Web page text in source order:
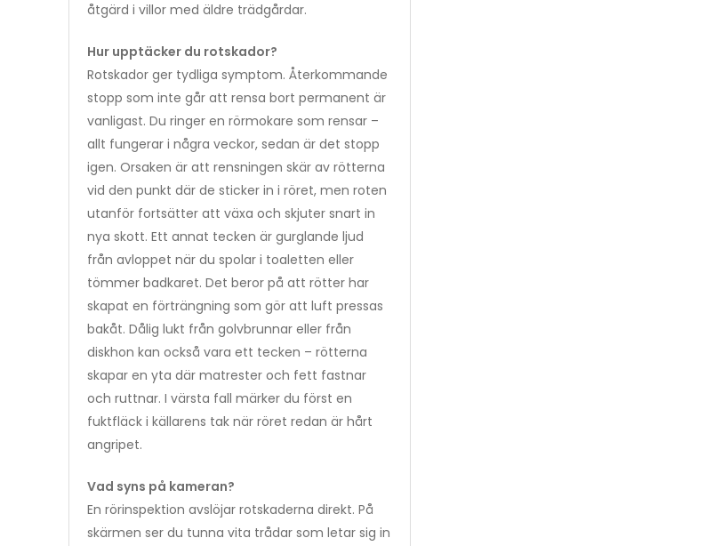
åtgärd i villor med äldre trädgårdar.
Hur upptäcker du rotskador?
Rotskador ger tydliga symptom. Återkommande
stopp som inte går att rensa bort permanent är
vanligast. Du ringer en rörmokare som rensar –
allt fungerar i några veckor, sedan är det stopp
igen. Orsaken är att rensningen skär av rötterna
vid den punkt där de sticker in i röret, men roten
utanför fortsätter att växa och skjuter snart in
nya skott. Ett annat tecken är gurglande ljud
från avloppet när du spolar i toaletten eller
tömmer badkaret. Det beror på att rötter har
skapat en förträngning som gör att luft pressas
bakåt. Dålig lukt från golvbrunnar eller från
diskhon kan också vara ett tecken – rötterna
skapar en yta där matrester och fett fastnar
och ruttnar. I värsta fall märker du först en
fuktfläck i källarens tak när röret redan är hårt
angripet.
Vad syns på kameran?
En rörinspektion avslöjar rotskaderna direkt. På
skärmen ser du tunna vita trådar som letar sig in